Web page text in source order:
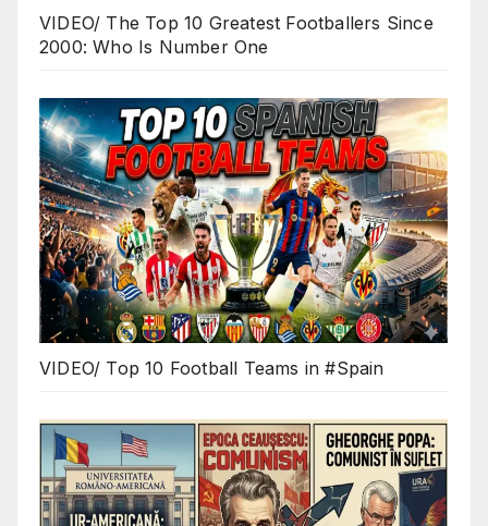
VIDEO/ The Top 10 Greatest Footballers Since
2000: Who Is Number One
VIDEO/ Top 10 Football Teams in #Spain